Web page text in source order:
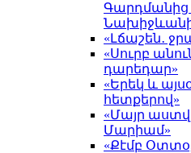
Գարդմանից
«Լճաշեն․
«Սուրբ
դարեդար»
«Երեկ և
հետքերով»
«Մայր
Մարիամ»
«Քէմբ Օտտօ,